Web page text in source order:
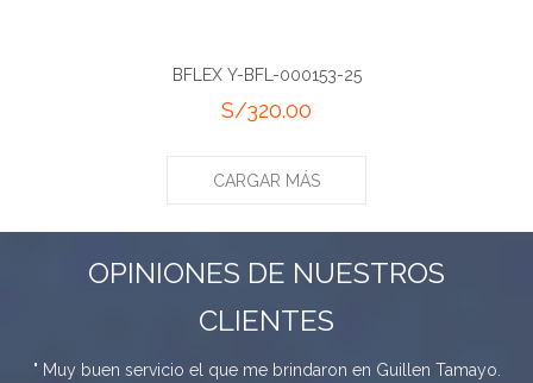
BFLEX Y-BFL-000153-25
S/320.00
CARGAR MÁS
OPINIONES DE NUESTROS
CLIENTES
" Muy buen servicio el que me brindaron en Guillen Tamayo.